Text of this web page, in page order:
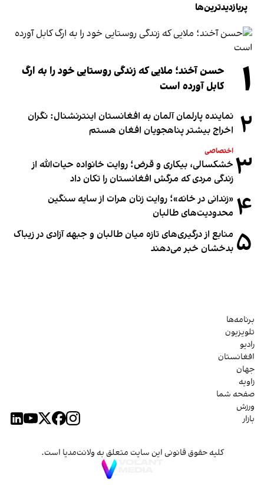
پربازدیدترین‌ها
۱
حسن آخند؛ ملایی که زندگی روستایی خود را به ارگ
کابل آورده است
۲ نماینده پارلمان آلمان به افغانستان اینترنشنال: نگران
اخراج بیشتر پناهجویان افغان هستم
۳ اختصاصی
خشکسالی، بیکاری و قرض؛ روایت خانواده حیات‌الله از
زندگی مردی که مرگش افغانستان را تکان داد
۴ «زندانی در خانه»؛ روایت زنان هرات از سایه سنگین
محدودیت‌های طالبان
۵ منابع از درگیری‌های تازه میان طالبان و جبهه آزادی در زیباک
بدخشان خبر می‌دهند
برنامه‌ها
تلویزیون
رادیو
افغانستان
جهان
زاویه
صفحه شما
ورزش
بازار
کلیه حقوق قانونی این سایت متعلق به ولانت‌مدیا است.